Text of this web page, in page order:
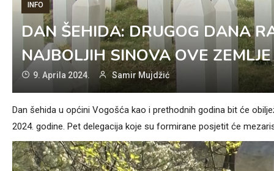
INFO
DAN ŠEHIDA: DRUGOG DANA
NAJBOLJIH SINOVA OVE ZEMLJE
9. Aprila 2024. Samir Mujdžić
Dan šehida u općini Vogošća kao i prethodnih godina bit će
2024. godine. Pet delegacija koje su formirane posjetit će